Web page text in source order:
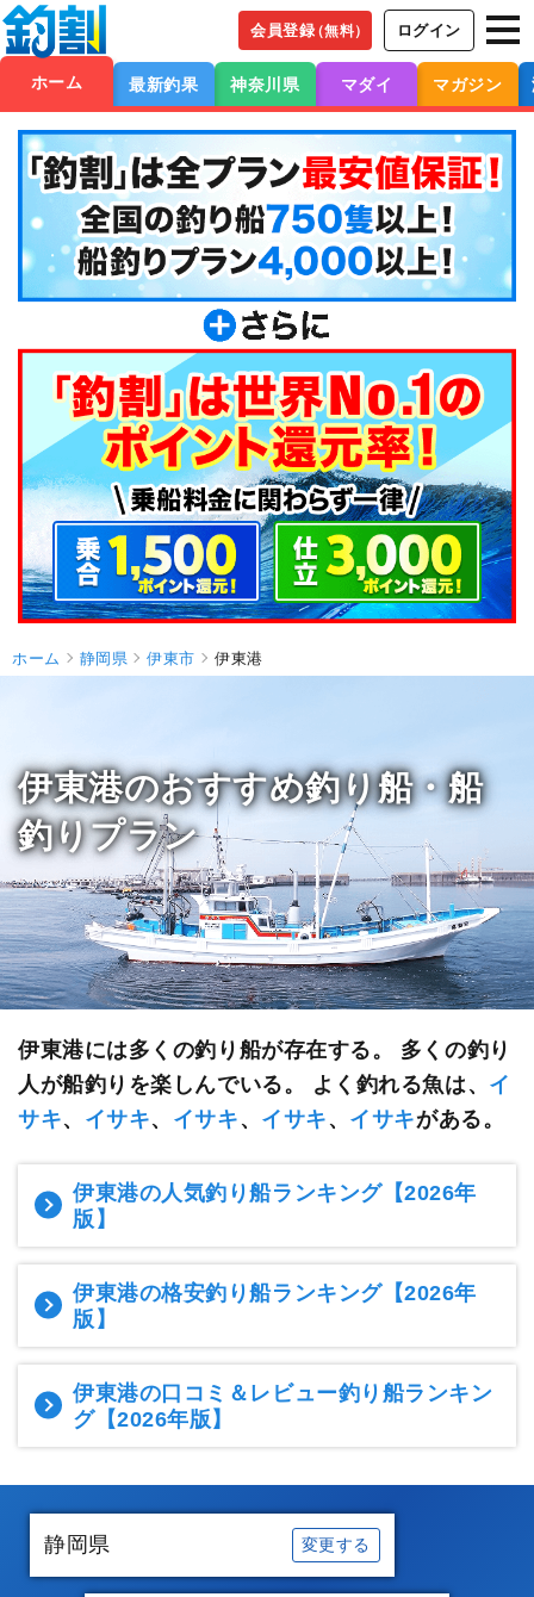
会員登録（無料） ログイン
ホーム 最新釣果 神奈川県 マダイ マガジン
ホーム 静岡県 伊東市 伊東港
伊東港のおすすめ釣り船・船
釣りプラン
伊東港には多くの釣り船が存在する。 多くの釣り
人が船釣りを楽しんでいる。
よく釣れる魚は、 イ
サキ、 イサキ、 イサキ、 イサキ、 イサキがある。
伊東港の人気釣り船ランキング【2026年
版】
伊東港の格安釣り船ランキング【2026年
版】
伊東港の口コミ＆レビュー釣り船ランキン
グ【2026年版】
静岡県 変更する